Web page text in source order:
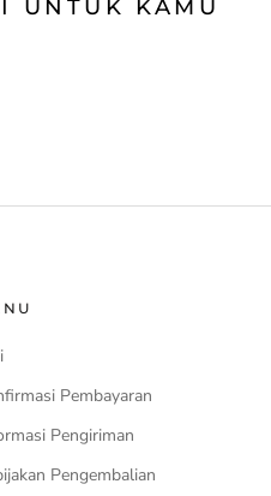
UNTUK KAMU
Pembayaran
Pengiriman
Pengembalian